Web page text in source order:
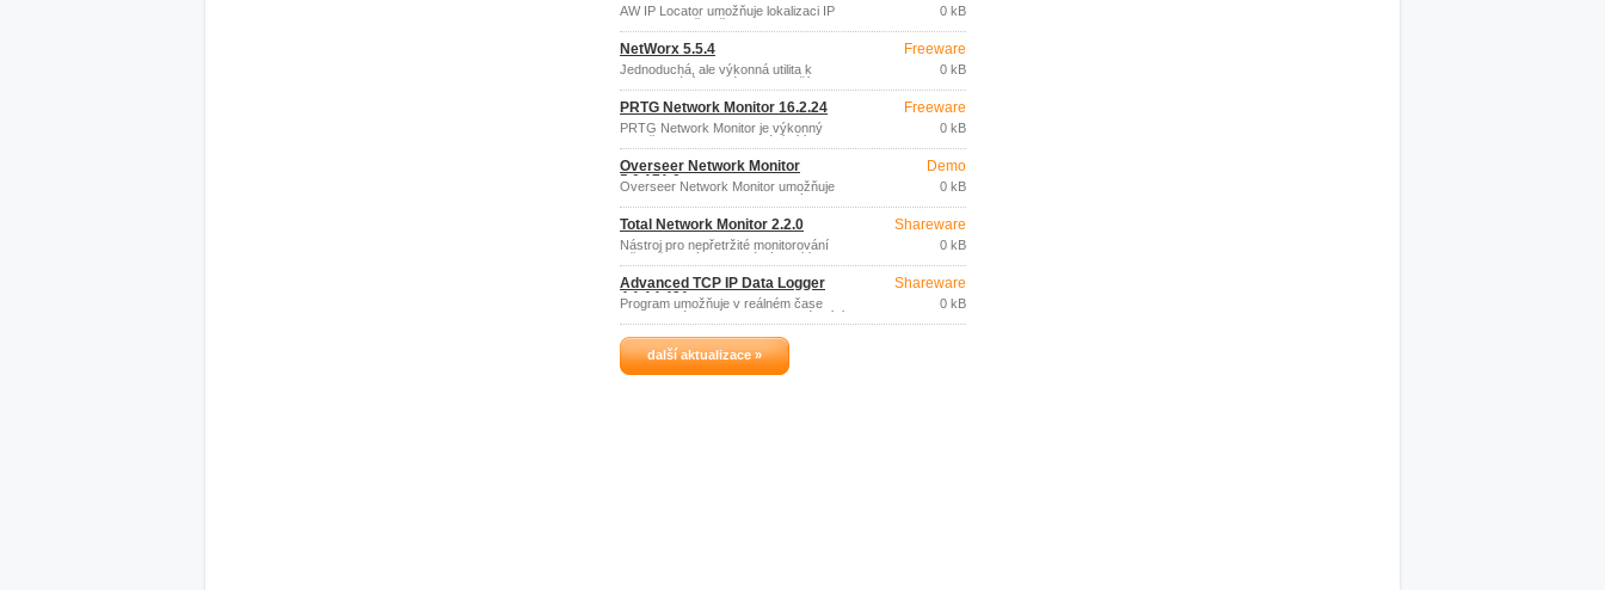
AW IP Locator umožňuje lokalizaci IP
adresy (země, město, oblast, ISP),
použitím online databáze.
0 kB
NetWorx 5.5.4
Jednoduchá, ale výkonná utilita k
monitorování datového toku vaším
připojením k síti (vytáčené, Ethernet,
ISDN, DSL, 802.
Freeware
0 kB
PRTG Network Monitor 16.2.24
PRTG Network Monitor je výkonný
prostředek pro monitorování sítí.
Freeware
0 kB
Overseer Network Monitor
5.0.171.0
Overseer Network Monitor umožňuje
monitorovat dostupnost webových
serverů (http/https), kritických
systémových služeb a procesů Windows
serverů, zaznamenávané události (Event
Log) nebo velikost volného prostoru na
discích.
Demo
0 kB
Total Network Monitor 2.2.0
Nástroj pro nepřetržité monitorování
středně velikých i rozsáhlých sítí -
jednotlivých stanic, síťových a
systémových utilit a služeb.
Shareware
0 kB
Advanced TCP IP Data Logger
4.1.14.421
Program umožňuje v reálném čase
zaznamenávat TCP/IP data protékající
sítí, odesílat a přijímat sériová data
prostřednictvím internetu nebo LAN.
Shareware
0 kB
další aktualizace »